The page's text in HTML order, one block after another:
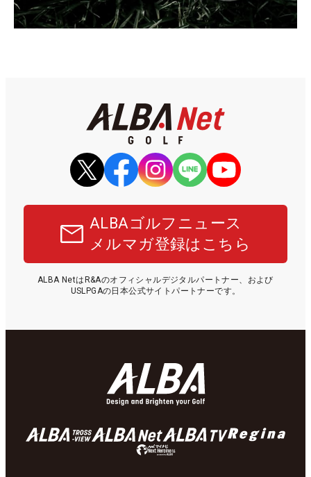
ALBAゴルフニュース
メルマガ登録はこちら
ALBA NetはR&Aのオフィシャルデジタルパートナー、および
USLPGAの日本公式サイトパートナーです。